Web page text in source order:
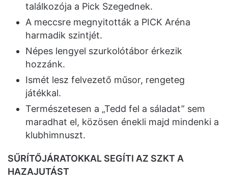
találkozója a Pick Szegednek.
A meccsre megnyitották a PICK Aréna
harmadik szintjét.
Népes lengyel szurkolótábor érkezik
hozzánk.
Ismét lesz felvezető műsor, rengeteg
játékkal.
Természetesen a „Tedd fel a sáladat” sem
maradhat el, közösen énekli majd mindenki a
klubhimnuszt.
SŰRÍTŐJÁRATOKKAL SEGÍTI AZ SZKT A
HAZAJUTÁST